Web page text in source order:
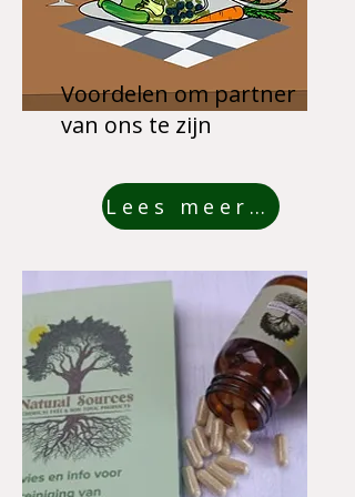
Voordelen om partner
van ons te zijn
Lees meer...